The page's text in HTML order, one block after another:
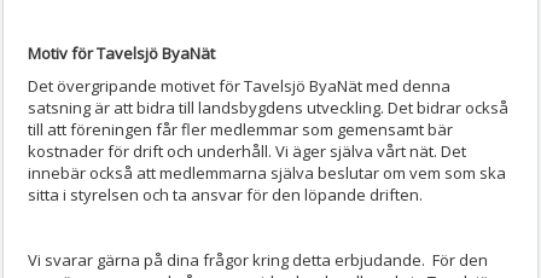
Motiv för Tavelsjö ByaNät
Det övergripande motivet för Tavelsjö ByaNät med denna
satsning är att bidra till landsbygdens utveckling. Det bidrar också
till att föreningen får fler medlemmar som gemensamt bär
kostnader för drift och underhåll. Vi äger själva vårt nät. Det
innebär också att medlemmarna själva beslutar om vem som ska
sitta i styrelsen och ta ansvar för den löpande driften.
Vi svarar gärna på dina frågor kring detta erbjudande. För den